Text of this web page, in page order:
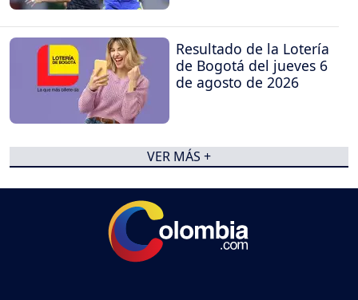
Resultado de la Lotería
de Bogotá del jueves 6
de agosto de 2026
VER MÁS +